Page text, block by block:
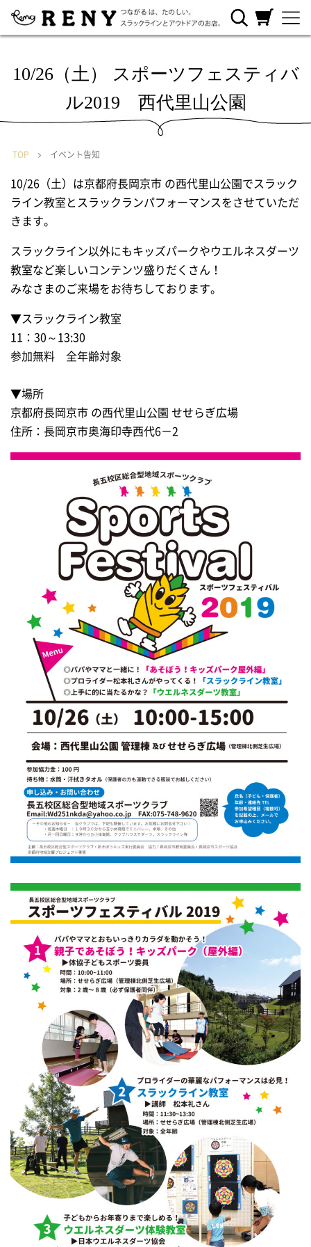
カートを見
る
ご利用ガイ
ド
て
10/26（土） スポーツフェスティバ
ル2019 西代里山公園
TOP イベント告知
10/26（土）は京都府長岡京市 の西代里山公園でスラック
ライン教室とスラックランパフォーマンスをさせていただ
きます。
スラックライン以外にもキッズパークやウエルネスダーツ
教室など楽しいコンテンツ盛りだくさん！
みなさまのご来場をお待ちしております。
▼スラックライン教室
11：30～13:30
参加無料 全年齢対象
▼場所
京都府長岡京市 の西代里山公園 せせらぎ広場
住所：長岡京市奥海印寺西代6－2